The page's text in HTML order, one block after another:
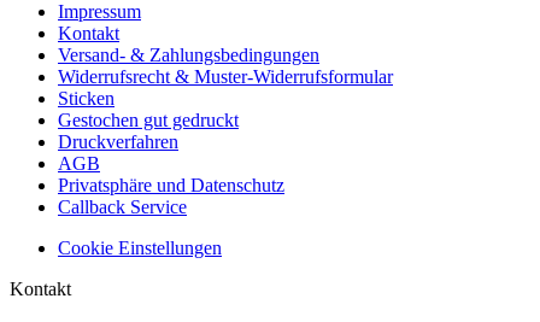
Impressum
Kontakt
Versand- & Zahlungsbedingungen
Widerrufsrecht & Muster-Widerrufsformular
Sticken
Gestochen gut gedruckt
Druckverfahren
AGB
Privatsphäre und Datenschutz
Callback Service
Cookie Einstellungen
Kontakt